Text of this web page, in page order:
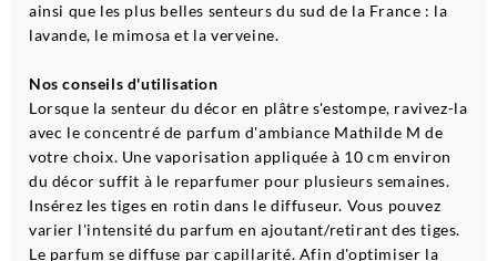
ainsi que les plus belles senteurs du sud de la France : la
lavande, le mimosa et la verveine.
Nos conseils d'utilisation
Lorsque la senteur du décor en plâtre s'estompe, ravivez-la
avec le concentré de parfum d'ambiance Mathilde M de
votre choix. Une vaporisation appliquée à 10 cm environ
du décor suffit à le reparfumer pour plusieurs semaines.
Insérez les tiges en rotin dans le diffuseur. Vous pouvez
varier l'intensité du parfum en ajoutant/retirant des tiges.
Le parfum se diffuse par capillarité. Afin d'optimiser la